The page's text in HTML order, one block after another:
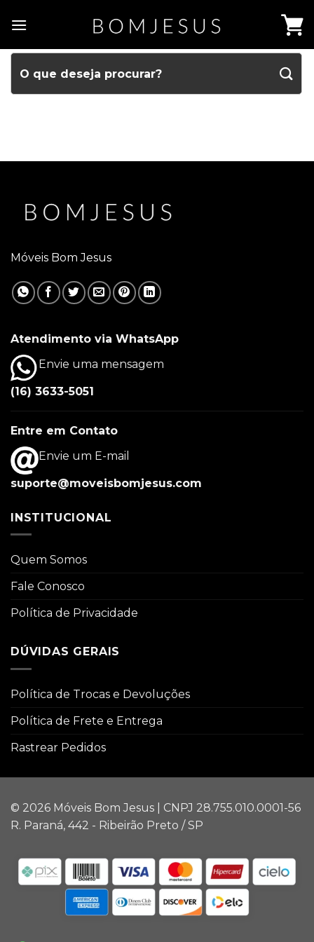
Móveis Bom Jesus
Atendimento via WhatsApp
Envie uma mensagem
(16) 3633-5051
Entre em Contato
Envie um E-mail
suporte@moveisbomjesus.com
INSTITUCIONAL
Quem Somos
Fale Conosco
Política de Privacidade
DÚVIDAS GERAIS
Política de Trocas e Devoluções
Política de Frete e Entrega
Rastrear Pedidos
© 2026 Móveis Bom Jesus | CNPJ 28.755.010.0001-56
R. Paraná, 442 - Ribeirão Preto / SP